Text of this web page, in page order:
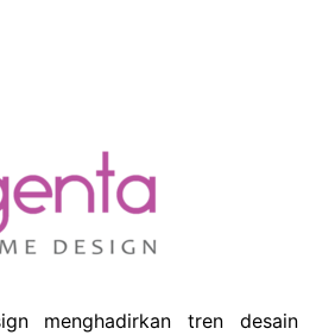
menghadirkan tren desain